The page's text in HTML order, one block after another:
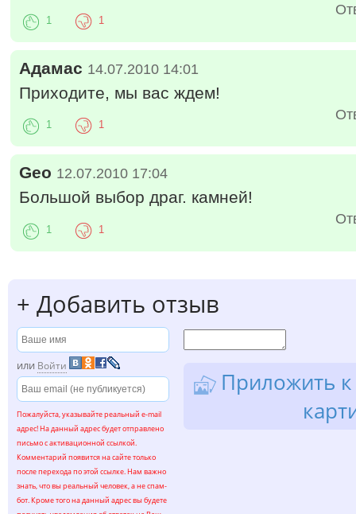
1 1
Адамас 14.07.2010 14:01
Приходите, мы вас ждем!
1 1
Geo 12.07.2010 17:04
Большой выбор драг. камней!
1 1
+ Добавить отзыв
или Войти
Пожалуйста, указывайте реальный e-mail
адрес! На данный адрес будет отправлено
письмо с активационной ссылкой.
Комментарий появится на сайте только
после перехода по этой ссылке. Нам важно
знать, что вы реальный человек, а не спам-
бот. Кроме того на данный адрес вы будете
Приложить к